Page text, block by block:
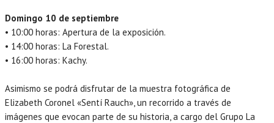
Domingo 10 de septiembre
• 10:00 horas: Apertura de la exposición.
• 14:00 horas: La Forestal.
• 16:00 horas: Kachy.
Asimismo se podrá disfrutar de la muestra fotográfica de
Elizabeth Coronel «Sentí Rauch», un recorrido a través de
imágenes que evocan parte de su historia, a cargo del Grupo La